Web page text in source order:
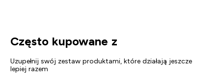
Często kupowane z
Uzupełnij swój zestaw produktami, które działają jeszcze
lepiej razem